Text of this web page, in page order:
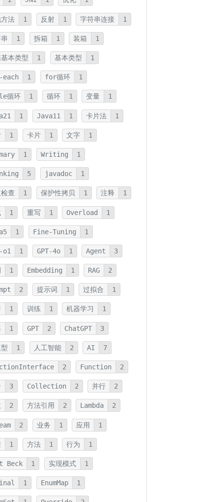
法 1 反射 1 字符串连接 1
1 拆箱 1 装箱 1
本类型 1 基本类型 1
1 for循环 1
循环 1 循环 1 变量 1
1 Java11 1 卡片法 1
1 卡片 1 文字 1
1 Writing 1
5 javadoc 1
查 1 保护性拷贝 1 注释 1
1 重写 1 Overload 1
1 Fine-Tuning 1
o1 1 GPT-4o 1 Agent 3
1 Embedding 1 RAG 2
2 提示词 1 过拟合 1
1 训练 1 机器学习 1
1 GPT 2 ChatGPT 3
1 人工智能 2 AI 7
2 Function 2
3 Collection 2 并行 2
2 方法引用 2 Lambda 2
2 业务 1 应用 1
1 方法 1 行为 1
Beck 1 实现模式 1
1 EnumMap 1